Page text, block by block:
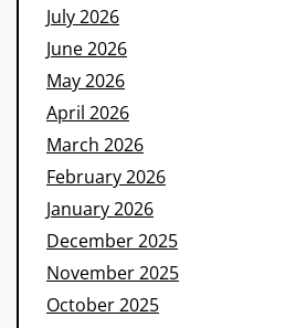
July 2026
June 2026
May 2026
April 2026
March 2026
February 2026
January 2026
December 2025
November 2025
October 2025